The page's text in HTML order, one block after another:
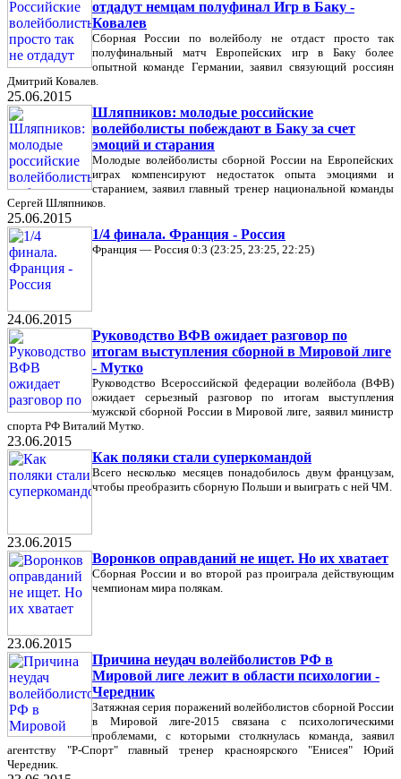
отдадут немцам полуфинал Игр в Баку -
Ковалев
Сборная России по волейболу не отдаст просто так
полуфинальный матч Европейских игр в Баку более
опытной команде Германии, заявил связующий россиян
Дмитрий Ковалев.
25.06.2015
Шляпников: молодые российские
волейболисты побеждают в Баку за счет
эмоций и старания
Молодые волейболисты сборной России на Европейских
играх компенсируют недостаток опыта эмоциями и
старанием, заявил главный тренер национальной команды
Сергей Шляпников.
25.06.2015
1/4 финала. Франция - Россия
Франция — Россия 0:3 (23:25, 23:25, 22:25)
24.06.2015
Руководство ВФВ ожидает разговор по
итогам выступления сборной в Мировой лиге
- Мутко
Руководство Всероссийской федерации волейбола (ВФВ)
ожидает серьезный разговор по итогам выступления
мужской сборной России в Мировой лиге, заявил министр
спорта РФ Виталий Мутко.
23.06.2015
Как поляки стали суперкомандой
Всего несколько месяцев понадобилось двум французам,
чтобы преобразить сборную Польши и выиграть с ней ЧМ.
23.06.2015
Воронков оправданий не ищет. Но их хватает
Сборная России и во второй раз проиграла действующим
чемпионам мира полякам.
23.06.2015
Причина неудач волейболистов РФ в
Мировой лиге лежит в области психологии -
Чередник
Затяжная серия поражений волейболистов сборной России
в Мировой лиге-2015 связана с психологическими
проблемами, с которыми столкнулась команда, заявил
агентству "Р-Спорт" главный тренер красноярского "Енисея" Юрий
Чередник.